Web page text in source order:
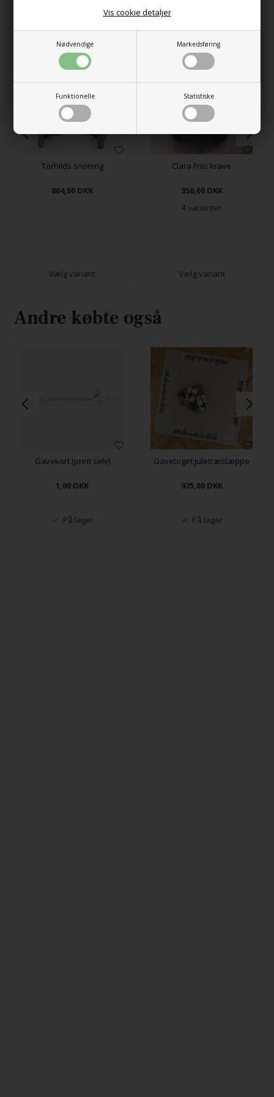
Nødvendige Markedsføring
Funktionelle Statistiske
Vis cookie detaljer
Relaterede produkter
Torhilds snoning
804,00 DKK
Vælg variant
Clara Friis krave
356,00 DKK
4 varianter
Vælg variant
Andre købte også
Gavekort (print selv)
1,00 DKK
På lager
Gavetoget juletræstæppe
975,00 DKK
På lager